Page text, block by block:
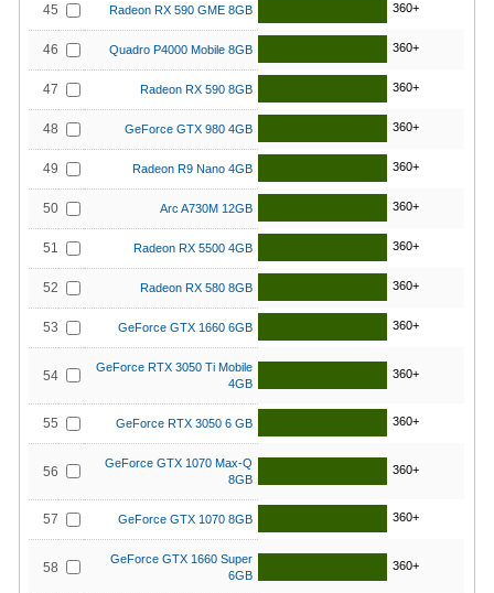
45 Radeon RX 590 GME 8GB 360+
46 Quadro P4000 Mobile 8GB 360+
47 Radeon RX 590 8GB 360+
48 GeForce GTX 980 4GB 360+
49 Radeon R9 Nano 4GB 360+
50 Arc A730M 12GB 360+
51 Radeon RX 5500 4GB 360+
52 Radeon RX 580 8GB 360+
53 GeForce GTX 1660 6GB 360+
54
GeForce RTX 3050 Ti Mobile
4GB
360+
55 GeForce RTX 3050 6 GB 360+
56
GeForce GTX 1070 Max-Q
8GB
360+
57 GeForce GTX 1070 8GB 360+
58
GeForce GTX 1660 Super
6GB
360+